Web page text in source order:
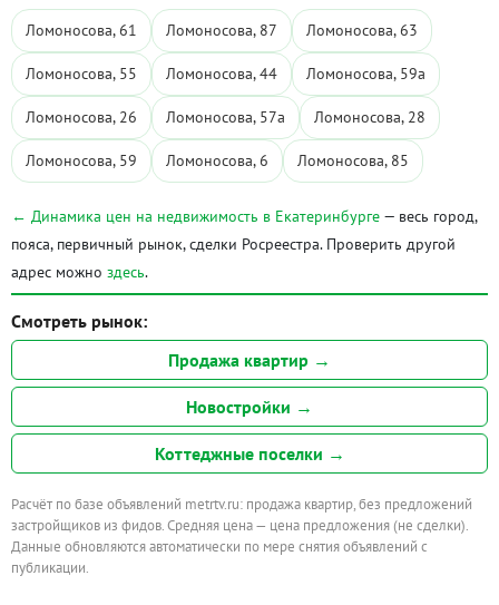
Ломоносова, 61 Ломоносова, 87 Ломоносова, 63
Ломоносова, 55 Ломоносова, 44 Ломоносова, 59а
Ломоносова, 26 Ломоносова, 57а Ломоносова, 28
Ломоносова, 59 Ломоносова, 6 Ломоносова, 85
← Динамика цен на недвижимость в Екатеринбурге — весь город,
пояса, первичный рынок, сделки Росреестра. Проверить другой
адрес можно здесь.
Смотреть рынок:
Продажа квартир →
Новостройки →
Коттеджные поселки →
Расчёт по базе объявлений metrtv.ru: продажа квартир, без предложений
застройщиков из фидов. Средняя цена — цена предложения (не сделки).
Данные обновляются автоматически по мере снятия объявлений с
публикации.